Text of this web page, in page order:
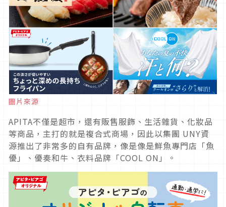
圖片來源
APITA不僅是超市，還有販售服飾、生活雜貨、化妝品
等商品，主打的就是複合式商場，因此以集團 UNY資
源推出了非常多的自有品牌，像是像是鮮魚專門店「魚
優」、優奏和牛、衣料品牌「COOL ON」。